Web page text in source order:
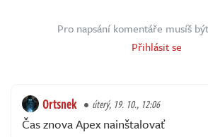
Pro napsání komentáře musíš
Přihlásit se
Ortsnek úterý, 19. 10., 12:06
Čas znova Apex nainštalovať